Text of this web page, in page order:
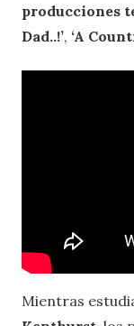
producciones
Dad..!’, ‘A
Mientras